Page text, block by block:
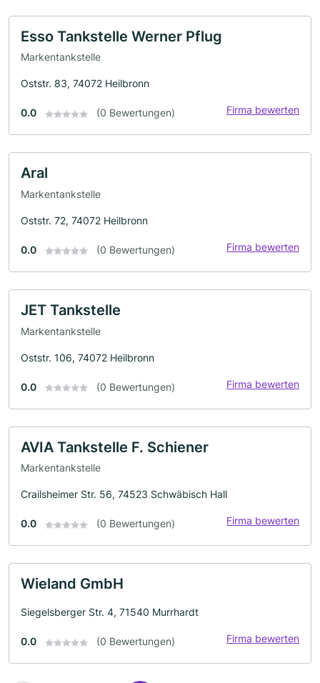
Esso Tankstelle Werner Pflug
Markentankstelle
Oststr. 83, 74072 Heilbronn
0.0 (0 Bewertungen) Firma bewerten
Aral
Markentankstelle
Oststr. 72, 74072 Heilbronn
0.0 (0 Bewertungen) Firma bewerten
JET Tankstelle
Markentankstelle
Oststr. 106, 74072 Heilbronn
0.0 (0 Bewertungen) Firma bewerten
AVIA Tankstelle F. Schiener
Markentankstelle
Crailsheimer Str. 56, 74523 Schwäbisch Hall
0.0 (0 Bewertungen) Firma bewerten
Wieland GmbH
Siegelsberger Str. 4, 71540 Murrhardt
0.0 (0 Bewertungen) Firma bewerten